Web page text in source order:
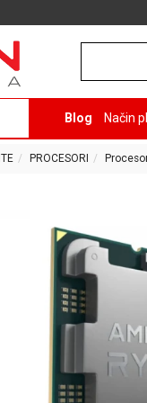
Blog Način
PROCESORI